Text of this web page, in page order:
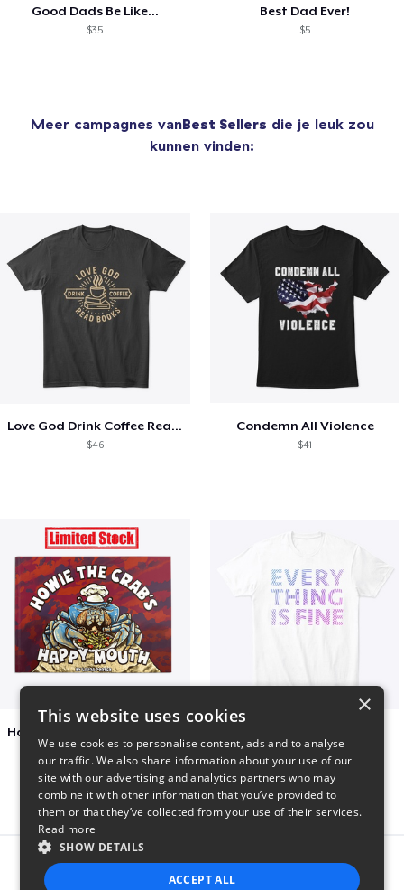
Good Dads Be Like...
$35
Best Dad Ever!
$5
Meer campagnes vanBest Sellers die je leuk zou
kunnen vinden:
Love God Drink Coffee Read Books
$46
Condemn All Violence
$41
$15 $22
Report this product
×
This website uses cookies
We use cookies to personalise content, ads and to analyse
our traffic. We also share information about your use of our
site with our advertising and analytics partners who may
combine it with other information that you’ve provided to
them or that they’ve collected from your use of their services.
Read more
SHOW DETAILS
ACCEPT ALL